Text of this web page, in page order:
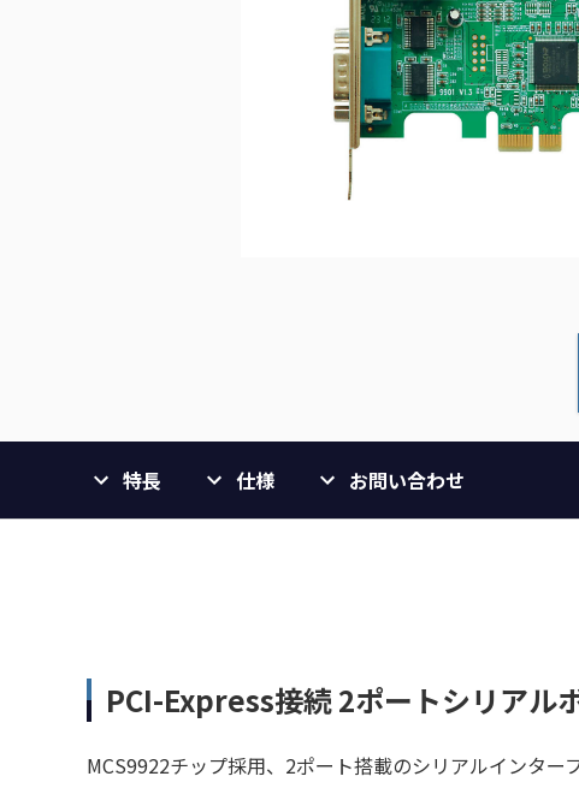
特長 仕様 お問い合わせ
PCI-Express接続 2ポートシリアル
MCS9922チップ採用、2ポート搭載のシリアルインター